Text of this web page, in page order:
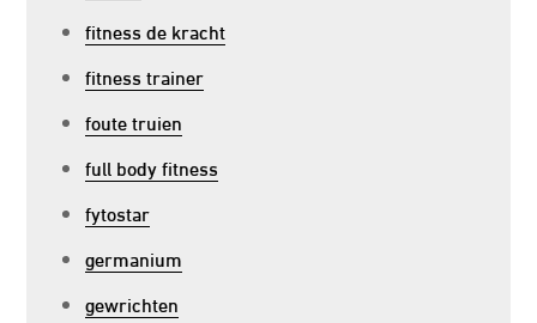
fitness de kracht
fitness trainer
foute truien
full body fitness
fytostar
germanium
gewrichten